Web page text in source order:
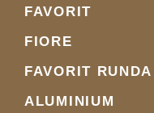
FAVORIT
FIORE
FAVORIT RUNDA
ALUMINIUM